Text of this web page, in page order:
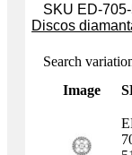
SKU ED-
Discos
Search
Image